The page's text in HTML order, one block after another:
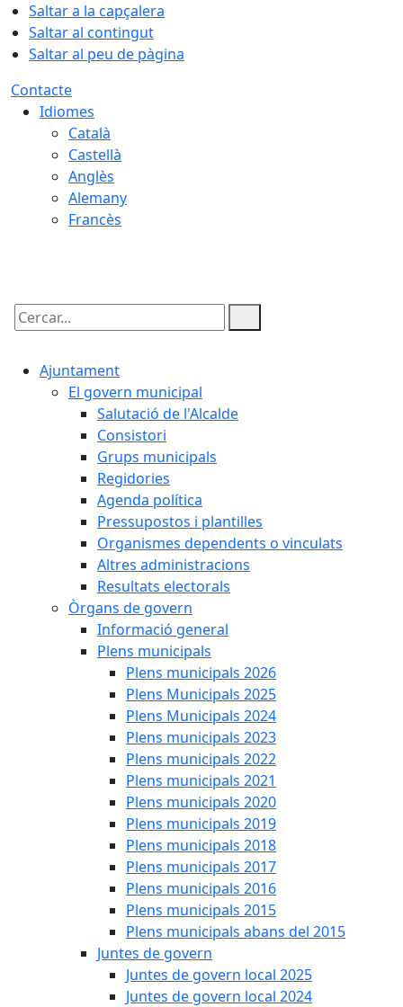
Saltar a la capçalera
Saltar al contingut
Saltar al peu de pàgina
Contacte
Idiomes
Català
Castellà
Anglès
Alemany
Francès
Cercar:
Ajuntament
El govern municipal
Salutació de l'Alcalde
Consistori
Grups municipals
Regidories
Agenda política
Pressupostos i plantilles
Organismes dependents o vinculats
Altres administracions
Resultats electorals
Òrgans de govern
Informació general
Plens municipals
Plens municipals 2026
Plens Municipals 2025
Plens Municipals 2024
Plens municipals 2023
Plens municipals 2022
Plens municipals 2021
Plens municipals 2020
Plens municipals 2019
Plens municipals 2018
Plens municipals 2017
Plens municipals 2016
Plens municipals 2015
Plens municipals abans del 2015
Juntes de govern
Juntes de govern local 2025
Juntes de govern local 2024